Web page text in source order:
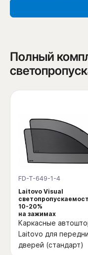
Полный
FD-T-649-1-4
Laitovo Visual
10-20%
на зажимах
Каркасные
Laitovo для
дверей (стандарт)